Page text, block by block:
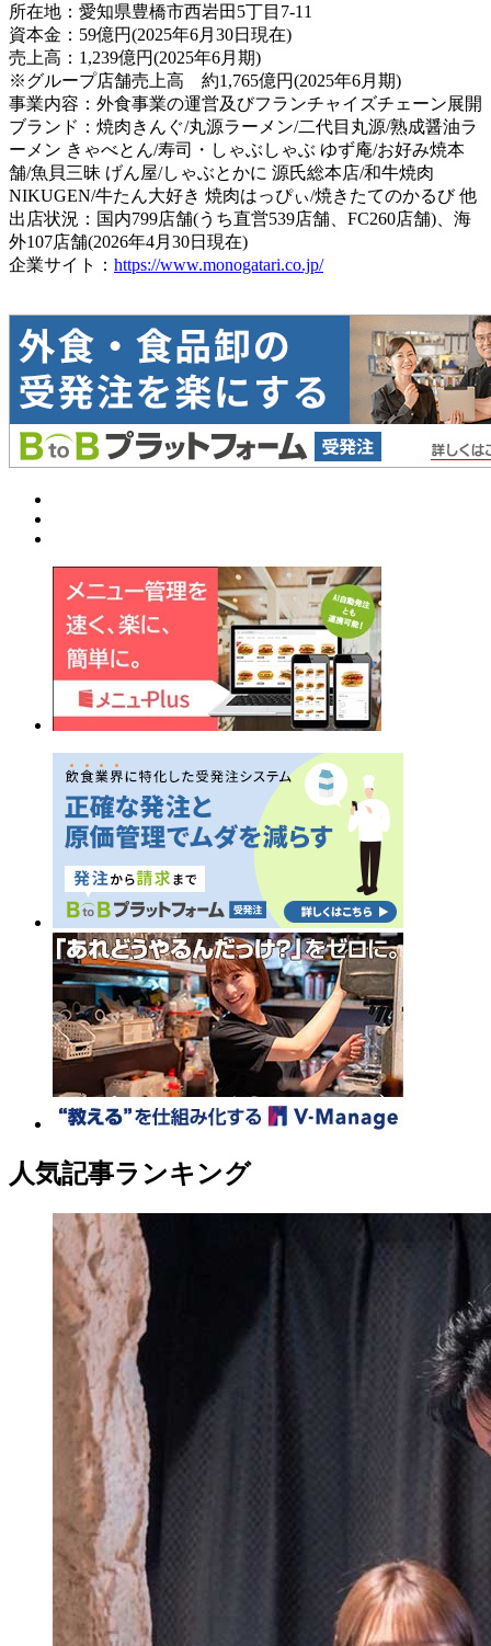
所在地：愛知県豊橋市西岩田5丁目7-11
資本金：59億円(2025年6月30日現在)
売上高：1,239億円(2025年6月期)
※グループ店舗売上高 約1,765億円(2025年6月期)
事業内容：外食事業の運営及びフランチャイズチェーン展開
ブランド：焼肉きんぐ/丸源ラーメン/二代目丸源/熟成醤油ラ
ーメン きゃべとん/寿司・しゃぶしゃぶ ゆず庵/お好み焼本
舗/魚貝三昧 げん屋/しゃぶとかに 源氏総本店/和牛焼肉
NIKUGEN/牛たん大好き 焼肉はっぴぃ/焼きたてのかるび 他
出店状況：国内799店舗(うち直営539店舗、FC260店舗)、海
外107店舗(2026年4月30日現在)
企業サイト： https://www.monogatari.co.jp/
人気記事ランキング